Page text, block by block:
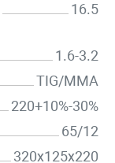
16.5
1.6-3.2
TIG/MMA
220+10%-30%
65/12
320х125х220